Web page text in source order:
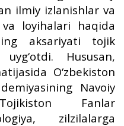
ilmiy izlanishlar va
loyihalari haqida
aksariyati tojik
Hususan,
O‘zbekiston
Navoiy
Fanlar
zilzilalarga